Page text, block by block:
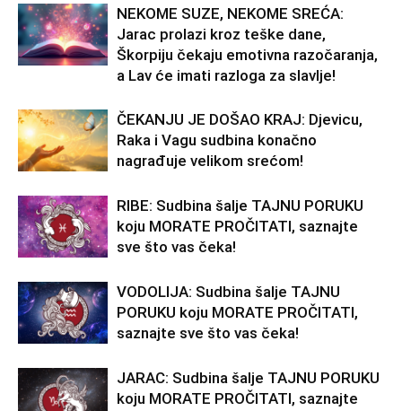
NEKOME SUZE, NEKOME SREĆA:
Jarac prolazi kroz teške dane,
Škorpiju čekaju emotivna razočaranja,
a Lav će imati razloga za slavlje!
ČEKANJU JE DOŠAO KRAJ: Djevicu,
Raka i Vagu sudbina konačno
nagrađuje velikom srećom!
RIBE: Sudbina šalje TAJNU PORUKU
koju MORATE PROČITATI, saznajte
sve što vas čeka!
VODOLIJA: Sudbina šalje TAJNU
PORUKU koju MORATE PROČITATI,
saznajte sve što vas čeka!
JARAC: Sudbina šalje TAJNU PORUKU
koju MORATE PROČITATI, saznajte